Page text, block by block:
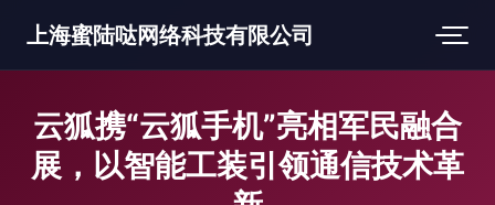
上海蜜陆哒网络科技有限公司
云狐携“云狐手机”亮相军民融合
展，以智能工装引领通信技术革